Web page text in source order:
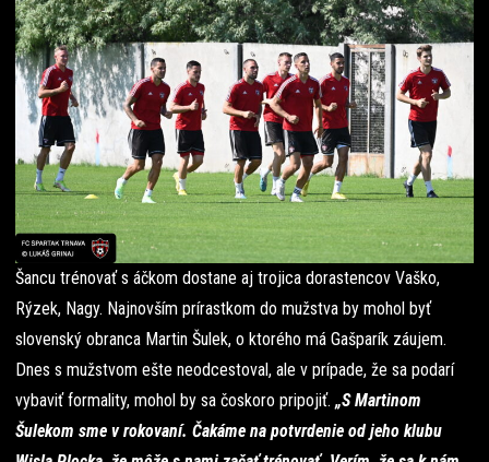
Šancu trénovať s áčkom dostane aj trojica dorastencov Vaško,
Rýzek, Nagy. Najnovším prírastkom do mužstva by mohol byť
slovenský obranca Martin Šulek, o ktorého má Gašparík záujem.
Dnes s mužstvom ešte neodcestoval, ale v prípade, že sa podarí
vybaviť formality, mohol by sa čoskoro pripojiť. „S Martinom
Šulekom sme v rokovaní. Čakáme na potvrdenie od jeho klubu